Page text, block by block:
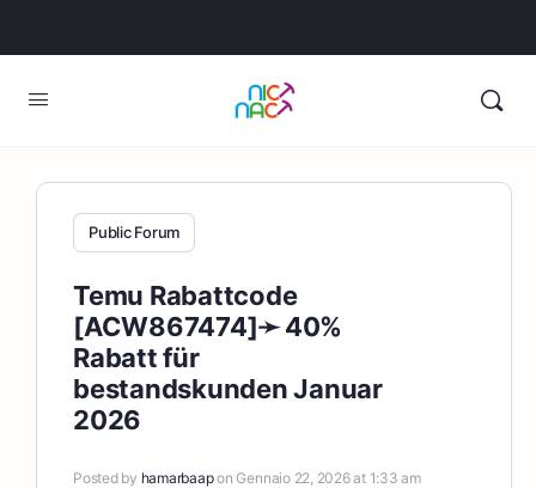
Public Forum
Temu Rabattcode
[ACW867474]➛ 40%
Rabatt für
bestandskunden Januar
2026
Posted by hamarbaapon Gennaio 22, 2026 at 1:33 am